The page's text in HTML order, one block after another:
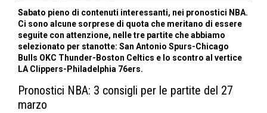
Sabato pieno di contenuti interessanti, nei pronostici NBA.
Ci sono alcune sorprese di quota che meritano di essere
seguite con attenzione, nelle tre partite che abbiamo
selezionato per stanotte: San Antonio Spurs-Chicago
Bulls OKC Thunder-Boston Celtics e lo scontro al vertice
LA Clippers-Philadelphia 76ers.
Pronostici NBA: 3 consigli per le partite del 27
marzo